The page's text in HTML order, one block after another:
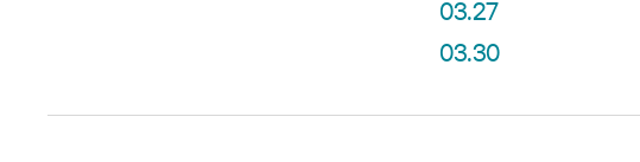
03.27
03.30